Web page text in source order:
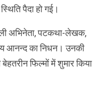
पैदा हो गई।
अभिनेता, पटकथा-लेखक,
आनन्द का निधन। उनकी
बेहतरीन फिल्मों में शुमार किया